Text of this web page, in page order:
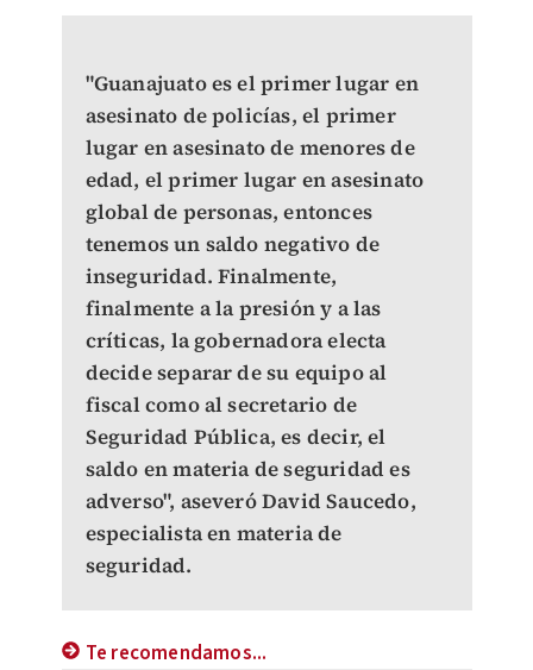
"Guanajuato es el primer lugar en
asesinato de policías, el primer
lugar en asesinato de menores de
edad, el primer lugar en asesinato
global de personas, entonces
tenemos un saldo negativo de
inseguridad. Finalmente,
finalmente a la presión y a las
críticas, la gobernadora electa
decide separar de su equipo al
fiscal como al secretario de
Seguridad Pública, es decir, el
saldo en materia de seguridad es
adverso", aseveró David Saucedo,
especialista en materia de
seguridad.
Te recomendamos...